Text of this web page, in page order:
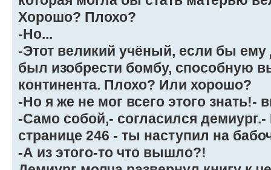
Хорошо? Плохо?
-Но...
-Этот великий учёный, если бы
был изобрести бомбу, способную
континента. Плохо? Или хорошо?
-Но я же не мог всего этого знать!-
-Само собой,- согласился
странице 246 - ты наступил на
-А из этого-то что вышло?!